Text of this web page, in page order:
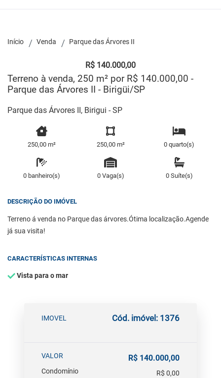
Início Venda Parque das Árvores II
R$ 140.000,00
Terreno à venda, 250 m² por R$ 140.000,00 -
Parque das Árvores II - Birigüi/SP
Parque das Árvores II, Birigui - SP
250,00 m² 250,00 m² 0 quarto(s)
0 banheiro(s) 0 Vaga(s) 0 Suíte(s)
DESCRIÇÃO DO IMÓVEL
Terreno á venda no Parque das árvores.Ótima localização.Agende
já sua visita!
CARACTERÍSTICAS INTERNAS
Vista para o mar
IMOVEL Cód. imóvel: 1376
VALOR R$ 140.000,00
Condomínio
R$ 0,00